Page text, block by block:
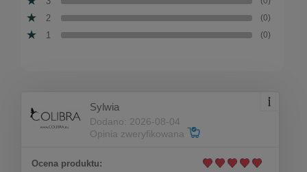
2 (0)
1 (0)
Sylwia
Dodano: 2026-08-04
Opinia zweryfikowana
Ocena produktu: